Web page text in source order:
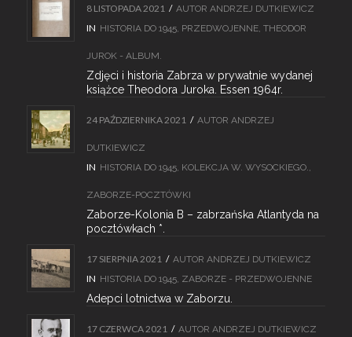
8 LISTOPADA 2021 / AUTOR ANDRZEJ DUTKIEWICZ
IN HISTORIA DO 1945, PRZEDWOJENNE, THEODOR
JUROK - ALBUM.
Zdjęci i historia Zabrza w prywatnie wydanej
książce Theodora Juroka. Essen 1964r.
24 PAŹDZIERNIKA 2021 / AUTOR ANDRZEJ
DUTKIEWICZ
IN HISTORIA DO 1945, KOLEKCJA W. WYSOCKIEGO.,
ZABORZE-POCZTÓWKI
Zaborze-Kolonia B – zabrzańska Atlantyda na
pocztówkach *.
17 SIERPNIA 2021 / AUTOR ANDRZEJ DUTKIEWICZ
IN HISTORIA DO 1945, ZABORZE - PRZEDWOJENNE
Adepci lotnictwa w Zaborzu.
17 CZERWCA 2021 / AUTOR ANDRZEJ DUTKIEWICZ